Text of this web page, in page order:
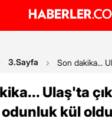
3.Sayfa Son dakika...
Ulaş'ta
odunluk kül oldu